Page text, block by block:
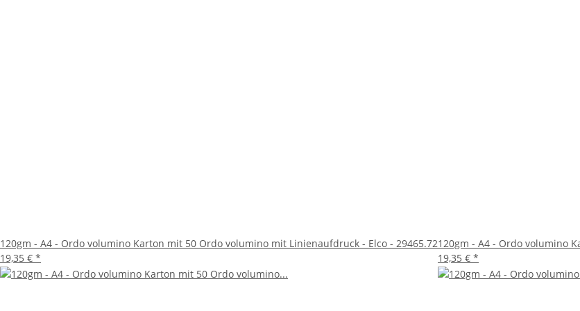
120gm - A4 - Ordo volumino Karton mit 50 Ordo volumino mit Linienaufdruck - Elco - 29465.72
19,35 € *
120gm - A4 - Ordo volumino
19,35 € *